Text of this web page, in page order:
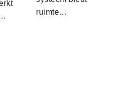
ruimte…